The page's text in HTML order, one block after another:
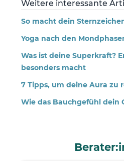
Weitere interessante
So macht dein
Yoga nach den
Was ist deine Superkraft?
besonders macht
7 Tipps, um deine Aura zu
Wie das Bauchgefühl dein